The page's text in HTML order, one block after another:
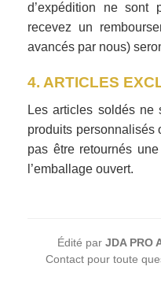
d’expédition ne sont
recevez un
avancés par nous)
4. ARTICLES
Les articles soldés ne
produits personnalisés
pas être retournés
l’emballage ouvert.
Édité par JDA PRO
Contact pour toute